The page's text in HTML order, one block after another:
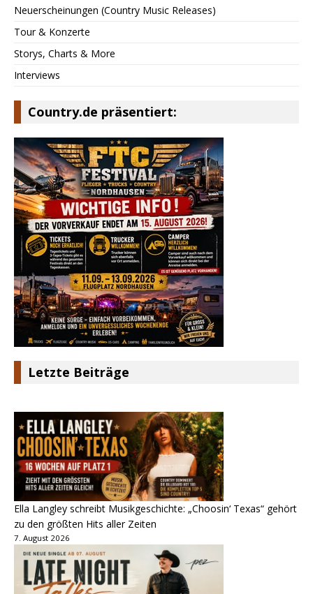
Neuerscheinungen (Country Music Releases)
Tour & Konzerte
Storys, Charts & More
Interviews
Country.de präsentiert:
Letzte Beiträge
Ella Langley schreibt Musikgeschichte: „Choosin‘ Texas“ gehört
zu den größten Hits aller Zeiten
7. August 2026